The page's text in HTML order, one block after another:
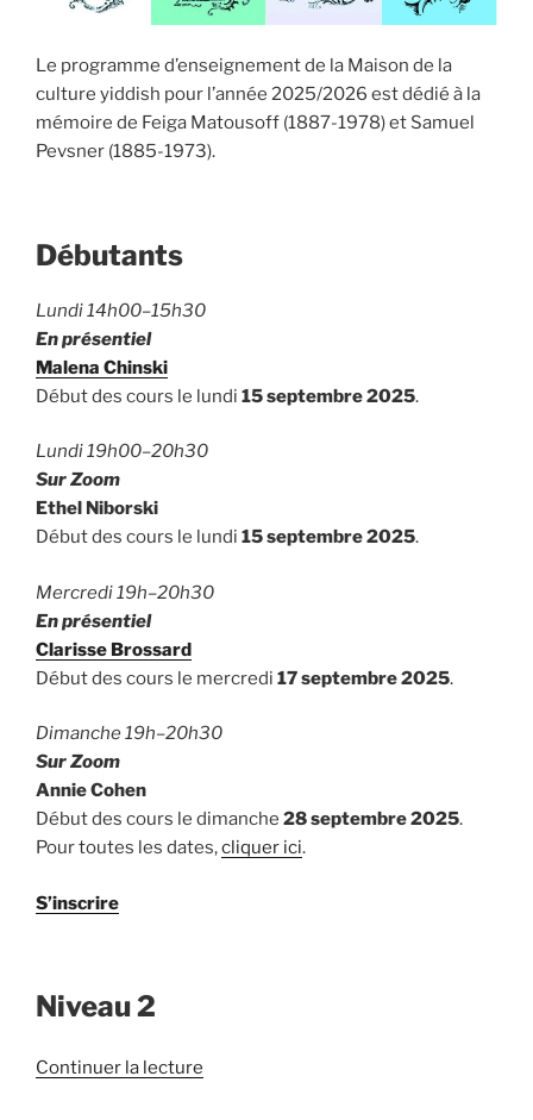
Le programme d’enseignement de la Maison de la
culture yiddish pour l’année 2025/2026 est dédié à la
mémoire de Feiga Matousoff (1887-1978) et Samuel
Pevsner (1885-1973).
Débutants
Lundi 14h00–15h30
En présentiel
Malena Chinski
Début des cours le lundi 15 septembre 2025.
Lundi 19h00–20h30
Sur Zoom
Ethel Niborski
Début des cours le lundi 15 septembre 2025.
Mercredi 19h–20h30
En présentiel
Clarisse Brossard
Début des cours le mercredi 17 septembre 2025.
Dimanche 19h–20h30
Sur Zoom
Annie Cohen
Début des cours le dimanche 28 septembre 2025.
Pour toutes les dates,cliquer ici.
S’inscrire
Niveau 2
Continuer la lecture